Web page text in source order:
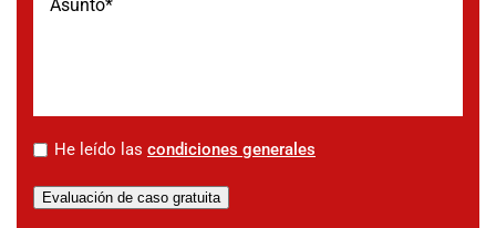
* He leído las condiciones generales
Evaluación de caso gratuita